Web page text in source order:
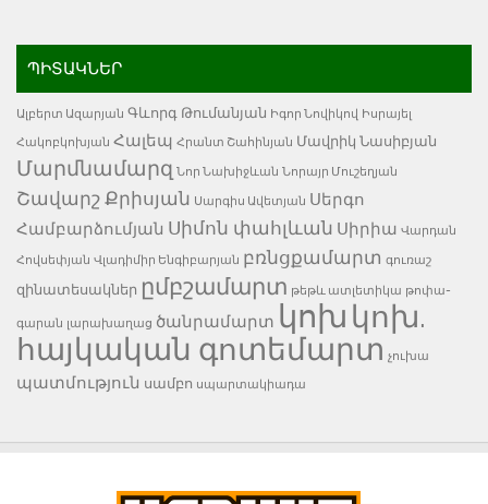
ՊԻՏԱԿՆԵՐ
Ալբերտ Ազարյան Գևորգ Թումանյան Իգոր Նովիկով Իսրայել
Հակոբկոխյան Հալեպ Հրանտ Շահինյան Մավրիկ Նասիբյան
Մարմնամարզ Նոր Նախիջևան Նորայր Մուշեղյան
Շավարշ Քրիսյան Սարգիս Ավետյան Սերգո
Համբարձումյան Սիմոն փահլևան Սիրիա Վարդան
Հովսեփյան Վլադիմիր Ենգիբարյան բռնցքամարտ գուռաշ
զինատեսակներ ըմբշամարտ թեթև ատլետիկա թոփա-
գարան լարախաղաց ծանրամարտ կոխ կոխ.
հայկական գոտեմարտ չուխա
պատմություն սամբո սպարտակիադա